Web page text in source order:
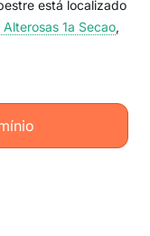
está localizado
1a Secao,